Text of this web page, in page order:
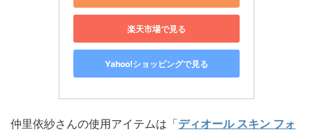
楽天市場で見る
Yahoo!ショッピングで見る
仲里依紗さんの使用アイテムは「ディオール スキン フォ